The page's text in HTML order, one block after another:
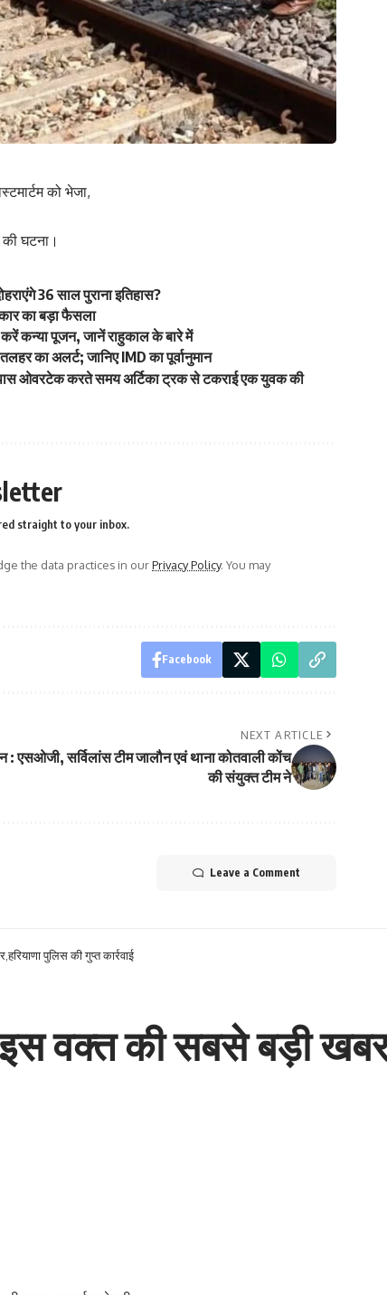
को भेजा,
घटना।
36 साल पुराना इतिहास?
का बड़ा फैसला
करें कन्या पूजन, जानें राहुकाल के बारे में
का अलर्ट; जानिए IMD का पूर्वानुमान
ओवरटेक करते समय अर्टिका ट्रक से टकराई एक युवक की
straight to your inbox.
the data practices in ourPrivacy Policy. You may
Facebook
NEXT ARTICLE
: एसओजी, सर्विलांस टीम जालौन एवं थाना कोतवाली कोंच
की संयुक्त टीम ने
Leave a Comment
पुलिस की गुप्त कार्रवाई
वक्त की सबसे बड़ी